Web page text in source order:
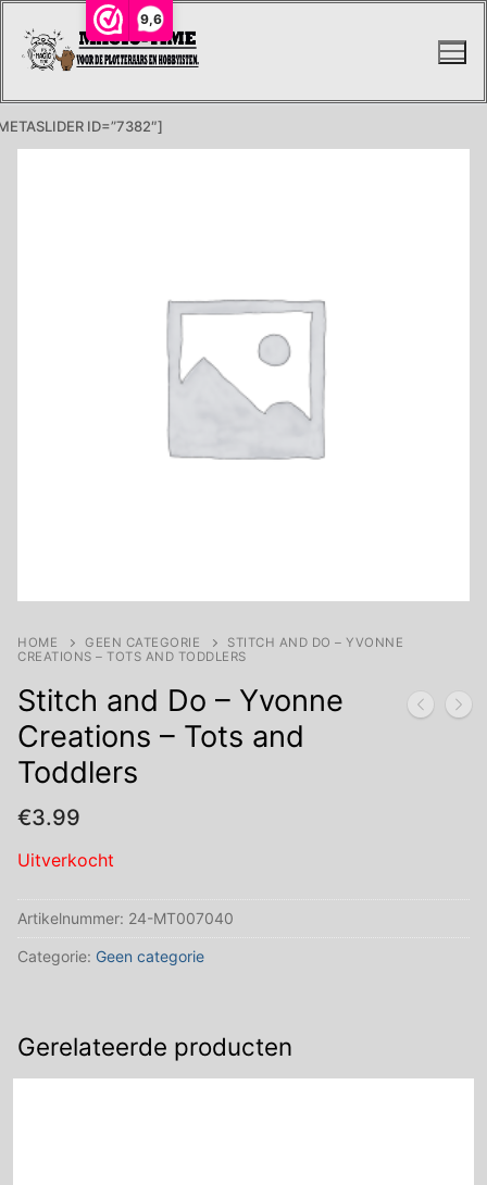
9,6
naar
ID=”7382″]
HOME GEEN CATEGORIE
STITCH AND DO – YVONNE
CREATIONS – TOTS AND TODDLERS
Stitch and Do – Yvonne
Creations – Tots and
Toddlers
€3.99
Uitverkocht
Artikelnummer: 24-MT007040
Categorie: Geen categorie
Gerelateerde producten